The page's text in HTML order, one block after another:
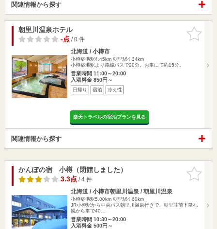
関連情報から探す
お気に入
りに追加
朝里川温泉ホテル
-点/ 0 件
北海道 / 小樽市
小樽築港駅4.45km 朝里駅4.34km
小樽築港駅より路線バスで20分。お車にて約15分。
営業時間 11:00～20:00
入浴料金 850円～
日帰り 宿泊 冷え性
楽天トラベルの宿泊プランを見る
関連情報から探す
お気に入
りに追加
かんぽの宿 小樽（閉館しました）
3.3点/ 4 件
北海道 / 小樽市朝里川温泉 / 朝里川温泉
小樽築港駅5.00km 朝里駅4.60km
JR小樽駅から中央バス朝里川温泉行きで、朝里荘前下車札
幌から車で40…
営業時間 10:30～20:00
入浴料金 500円～